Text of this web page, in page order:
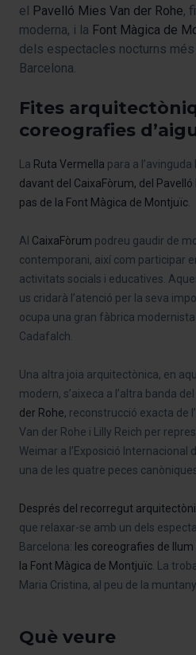
el Pavelló Mies Van der Rohe,
moderna, i la Font Màgica de
dels espectacles nocturns
Barcelona.
Fites
coreografies
La Ruta Vermella para a
davant del CaixaFòrum, del Pavelló
pas de la Font Màgica de Montjuïc
Al CaixaFòrum podreu gaudir de
contemporani, així com participar
activitats socials i educatives.
us cridarà l’atenció per la seva
ocupa una gran fàbrica
Cadafalch.
Una altra joia arquitectònica, en
modern, s’aixeca a l’altra banda del
der Rohe, reconstrucció exacta de
Van der Rohe i Lilly Reich per
Weimar a l’Exposició Internacional
una de les quatre peces
Després del recorregut
que relaxar-se amb un dels
Barcelona: les coreografies de
la Font Màgica de Montjuïc . La
Maria Cristina, al peu de la
Què veure